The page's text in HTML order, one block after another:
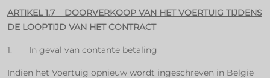
ARTIKEL 1.7 DOORVERKOOP VAN HET VOERTUIG TIJDENS
DE LOOPTIJD VAN HET CONTRACT
1. In geval van contante betaling
Indien het Voertuig opnieuw wordt ingeschreven in België